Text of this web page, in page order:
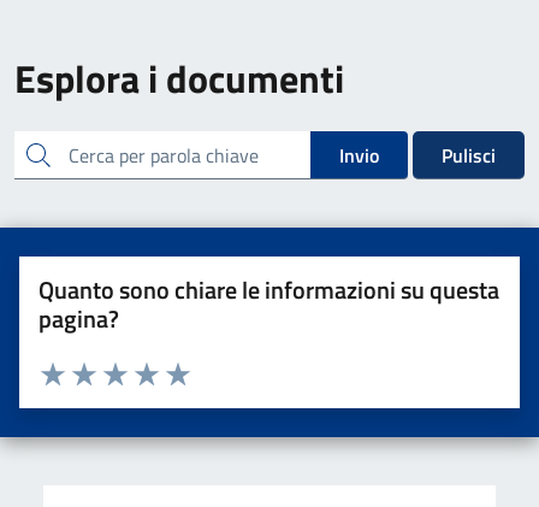
Esplora i documenti
cerca Invio Pulisci
Quanto sono chiare le informazioni su questa
pagina?
Valuta da 1 a 5 stelle la pagina
Valuta 5 stelle su 5
Valuta 4 stelle su 5
Valuta 3 stelle su 5
Valuta 2 stelle su 5
Valuta una stella su 5